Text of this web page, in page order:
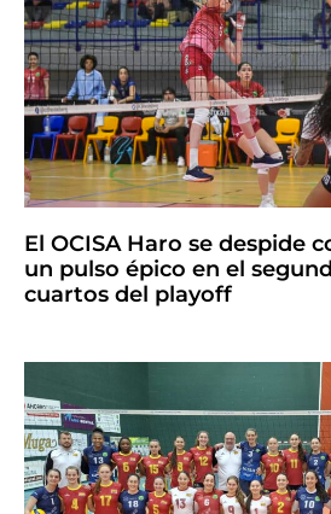
El OCISA Haro se despide
un pulso épico en el
cuartos del playoff